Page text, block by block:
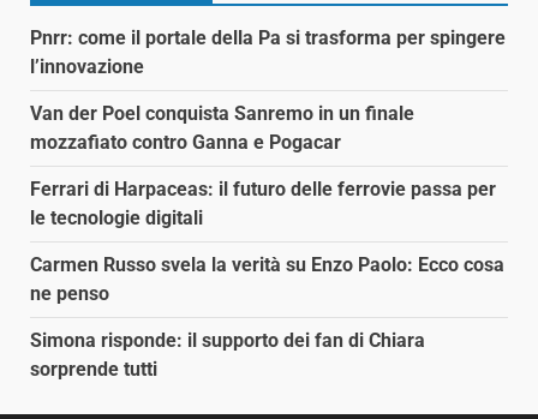
Pnrr: come il portale della Pa si trasforma per spingere
l’innovazione
Van der Poel conquista Sanremo in un finale
mozzafiato contro Ganna e Pogacar
Ferrari di Harpaceas: il futuro delle ferrovie passa per
le tecnologie digitali
Carmen Russo svela la verità su Enzo Paolo: Ecco cosa
ne penso
Simona risponde: il supporto dei fan di Chiara
sorprende tutti